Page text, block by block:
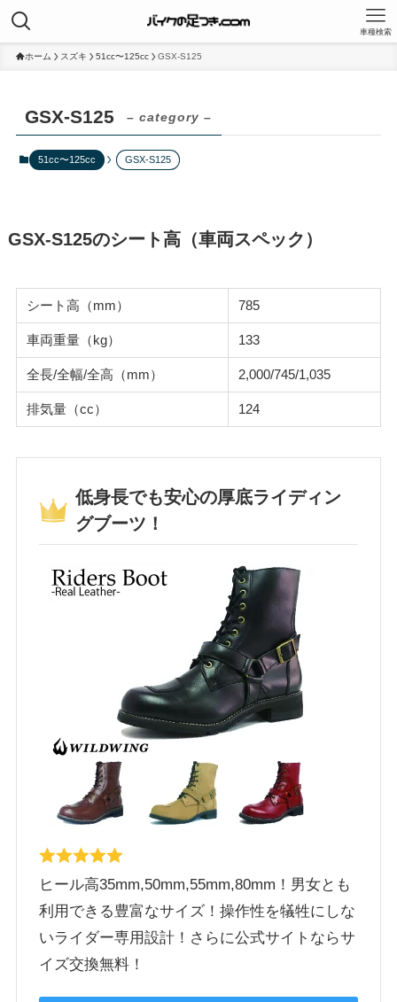
車種検索
ホーム スズキ 51cc〜125cc GSX-S125
GSX-S125 – category –
51cc〜125cc GSX-S125
GSX-S125のシート高（車両スペック）
シート高（mm） 785
車両重量（kg） 133
全長/全幅/全高（mm） 2,000/745/1,035
排気量（cc） 124
低身長でも安心の厚底ライディン
グブーツ！
ヒール高35mm,50mm,55mm,80mm！男女とも
利用できる豊富なサイズ！操作性を犠牲にしな
いライダー専用設計！さらに公式サイトならサ
イズ交換無料！